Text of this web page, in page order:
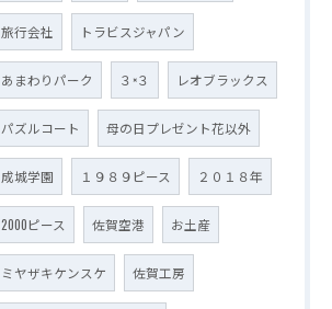
旅行会社 トラビスジャパン
あまわりパーク ３×３ レオブラックス
パズルコート 母の日プレゼント花以外
成城学園 １９８９ピース ２０１８年
2000ピース 佐賀空港 お土産
ミヤザキケンスケ 佐賀工房